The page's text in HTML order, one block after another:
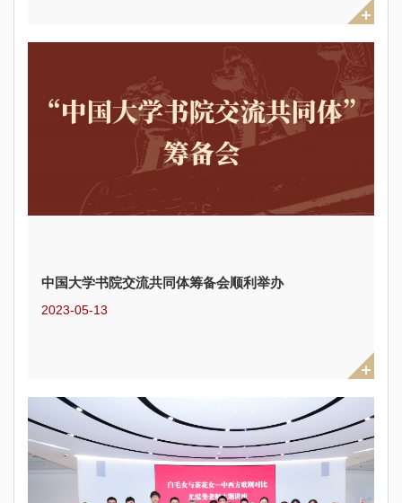
中国大学书院交流共同体筹备会顺利举办
2023-05-13